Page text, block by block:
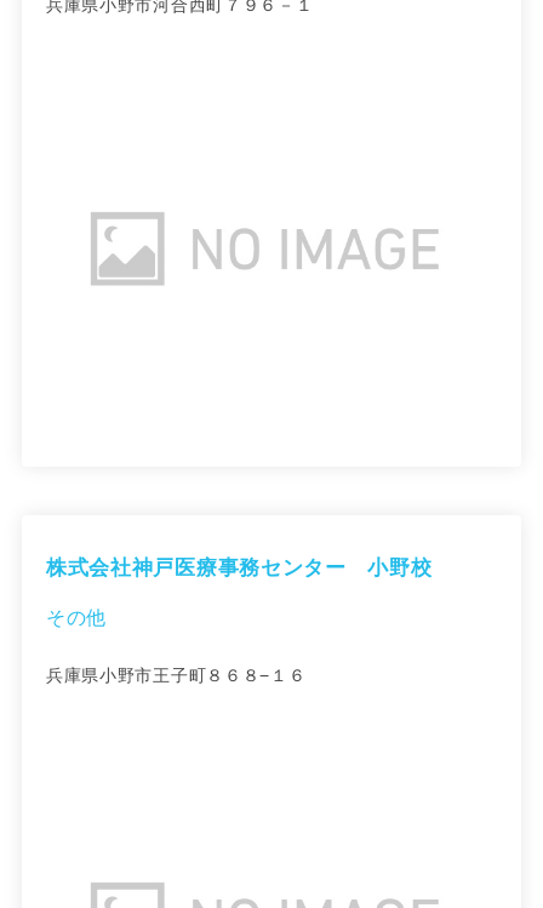
兵庫県小野市河合西町７９６－１
株式会社神戸医療事務センター 小野校
その他
兵庫県小野市王子町８６８−１６